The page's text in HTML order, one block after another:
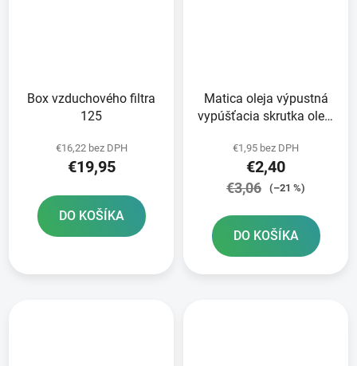
Box vzduchového filtra
125
€16,22 bez DPH
€19,95
DO KOŠÍKA
Matica oleja výpustná
vypúšťacia skrutka oleja
€1,95 bez DPH
€2,40
€3,06 (–21 %)
DO KOŠÍKA